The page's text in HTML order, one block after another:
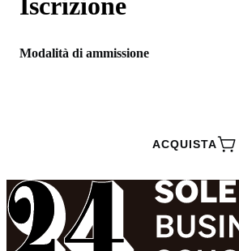
Modalità di ammissione
ACQUISTA